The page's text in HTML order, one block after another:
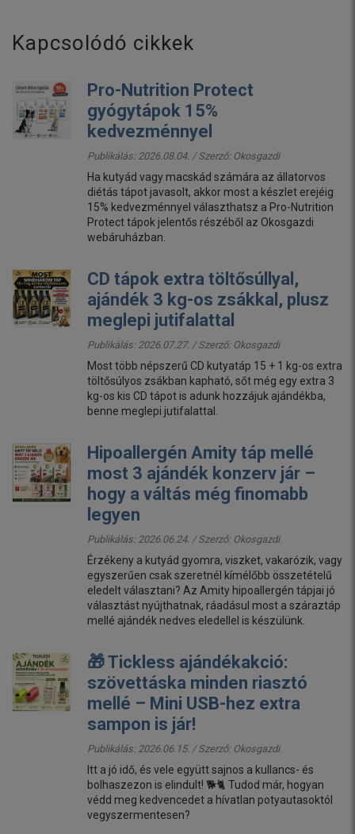
Kapcsolódó cikkek
Pro-Nutrition Protect
gyógytápok 15%
kedvezménnyel
Publikálás: 2026.08.04. / Szerző: Okosgazdi
Ha kutyád vagy macskád számára az állatorvos
diétás tápot javasolt, akkor most a készlet erejéig
15% kedvezménnyel választhatsz a Pro-Nutrition
Protect tápok jelentős részéből az Okosgazdi
webáruházban.
CD tápok extra töltősúllyal,
ajándék 3 kg-os zsákkal, plusz
meglepi jutifalattal
Publikálás: 2026.07.27. / Szerző: Okosgazdi
Most több népszerű CD kutyatáp 15 + 1 kg-os extra
töltősúlyos zsákban kapható, sőt még egy extra 3
kg-os kis CD tápot is adunk hozzájuk ajándékba,
benne meglepi jutifalattal.
Hipoallergén Amity táp mellé
most 3 ajándék konzerv jár –
hogy a váltás még finomabb
legyen
Publikálás: 2026.06.24. / Szerző: Okosgazdi
Érzékeny a kutyád gyomra, viszket, vakarózik, vagy
egyszerűen csak szeretnél kímélőbb összetételű
eledelt választani? Az Amity hipoallergén tápjai jó
választást nyújthatnak, ráadásul most a száraztáp
mellé ajándék nedves eledellel is készülünk.
🎁 Tickless ajándékakció:
szövettáska minden riasztó
mellé – Mini USB-hez extra
sampon is jár!
Publikálás: 2026.06.15. / Szerző: Okosgazdi
Itt a jó idő, és vele együtt sajnos a kullancs- és
bolhaszezon is elindult! 🐕🐈 Tudod már, hogyan
védd meg kedvencedet a hívatlan potyautasoktól
vegyszermentesen?